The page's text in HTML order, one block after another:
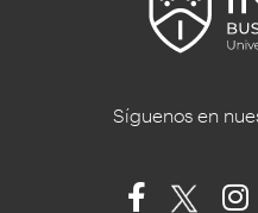
Síguenos en